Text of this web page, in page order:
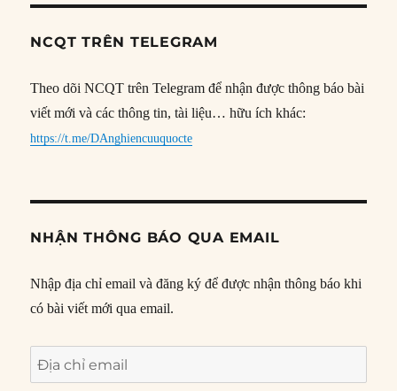
NCQT TRÊN TELEGRAM
Theo dõi NCQT trên Telegram để nhận được thông báo bài
viết mới và các thông tin, tài liệu… hữu ích khác:
https://t.me/DAnghiencuuquocte
NHẬN THÔNG BÁO QUA EMAIL
Nhập địa chỉ email và đăng ký để được nhận thông báo khi
có bài viết mới qua email.
Địa
chỉ